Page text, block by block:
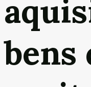
bens